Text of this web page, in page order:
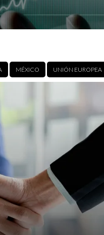
MÉXICO UNIÓN EUROPEA